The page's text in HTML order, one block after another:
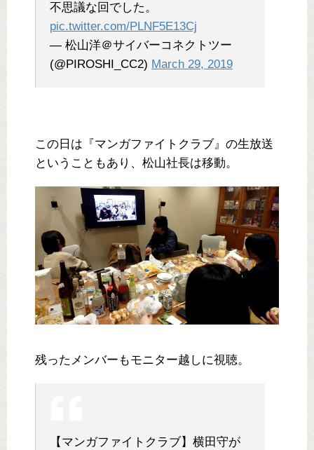
不思議な回でした。
pic.twitter.com/PLNF5E13Cj
— 松山洋＠サイバーコネクトツー
(@PIROSHI_CC2) March 29, 2019
この日は『マンガファイトクラブ』の生放送
ということもあり、松山社長は移動。
残ったメンバーもモニター越しに視聴。
【マンガファイトクラブ】横田守が